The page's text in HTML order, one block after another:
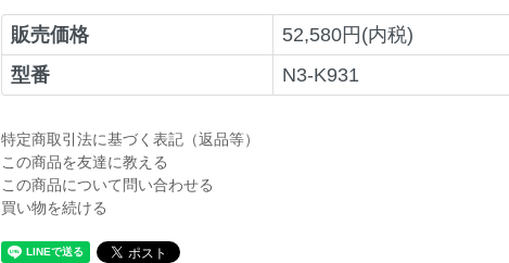
販売価格
52,580円(内税)
型番
N3-K931
特定商取引法に基づく表記（返品等）
この商品を友達に教える
この商品について問い合わせる
買い物を続ける